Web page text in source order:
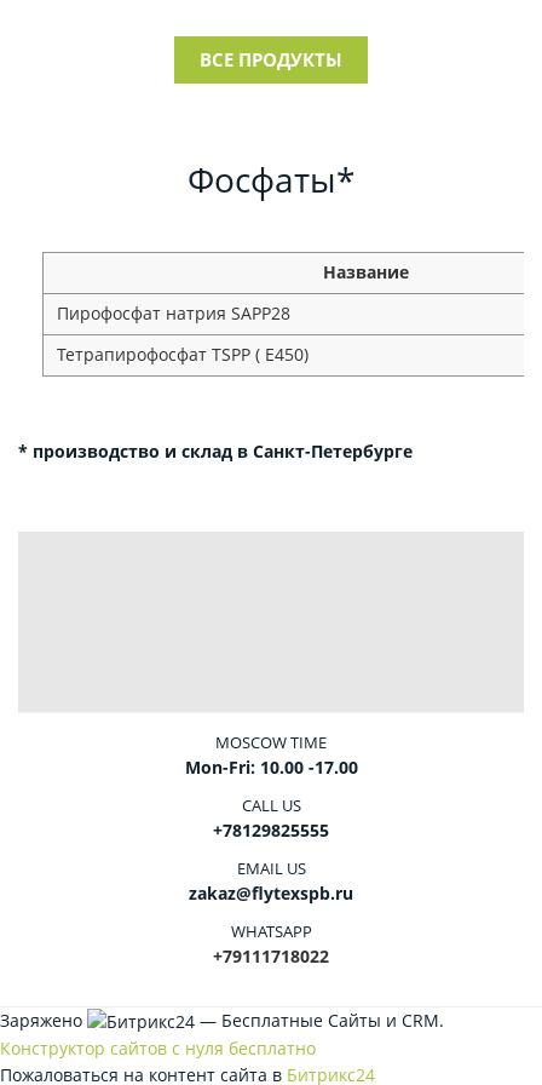
ВСЕ ПРОДУКТЫ
Фосфаты*
Название
Пирофосфат натрия SAPP28
Тетрапирофосфат TSPP ( E450)
* производство и склад в Санкт-Петербурге
MOSCOW TIME
Mon-Fri: 10.00 -17.00
CALL US
+78129825555
EMAIL US
zakaz@flytexspb.ru
WHATSAPP
+79111718022
Заряжено
— Бесплатные Сайты и CRM.
Конструктор сайтов с нуля бесплатно
Пожаловаться на контент cайта в Битрикс24